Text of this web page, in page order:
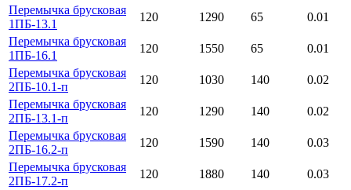
Перемычка брусковая
1ПБ-13.1
120 1290 65
0.01
Перемычка брусковая
1ПБ-16.1
120 1550 65
0.01
Перемычка брусковая
2ПБ-10.1-п
120 1030 140
0.02
Перемычка брусковая
2ПБ-13.1-п
120 1290 140
0.02
Перемычка брусковая
2ПБ-16.2-п
120 1590 140
0.03
Перемычка брусковая
2ПБ-17.2-п
120 1880 140
0.03